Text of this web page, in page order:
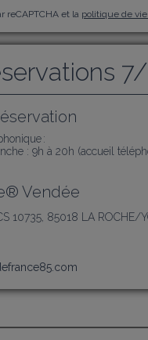
reCAPTCHA et la politique de
:
: 9h à 20h (accueil
Vendée
10735, 85018 LA ROCHE/